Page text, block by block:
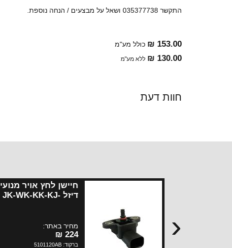
התקשר 035377738 ושאל על מבצעים / הנחה נוספת.
153.00 ₪ כולל מע"מ
130.00 ₪ ללא מע"מ
חוות דעת
חיישן לחץ אויר מנועי
דיזל JK-WK-KK-KJ-
מחיר באתר:
224 ₪
ברקוד: 5101120AB
‹